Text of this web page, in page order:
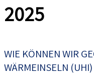
2025
WIE KÖNNEN WIR
WÄRMEINSELN